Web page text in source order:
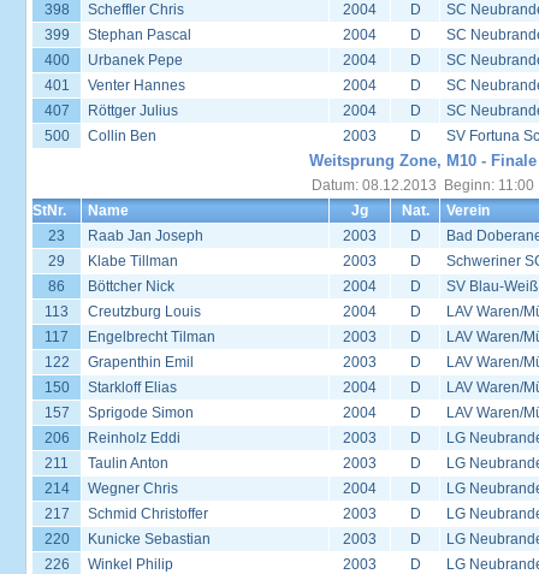
398
Scheffler Chris 2004 D
SC
399
Stephan Pascal 2004 D
SC
400
Urbanek Pepe 2004 D
SC
401
Venter Hannes 2004 D
SC
407
Röttger Julius 2004 D
SC
500
Collin Ben 2003 D SV Fortuna
Weitsprung Zone, M10 - Finale
Datum: 08.12.2013 Beginn: 11:00
StNr.
Name Jg Nat.
Verein
23
Raab Jan Joseph 2003 D
Bad
29
Klabe Tillman 2003 D
Schweriner
86
Böttcher Nick 2004 D
SV Blau-
113
Creutzburg Louis 2004 D
LAV Waren/
117
Engelbrecht Tilman 2003 D
LAV Waren/
122
Grapenthin Emil 2003 D
LAV Waren/
150
Starkloff Elias 2004 D
LAV Waren/
157
Sprigode Simon 2004 D
LAV Waren/
206
Reinholz Eddi 2003 D
LG
211
Taulin Anton 2003 D
LG
214
Wegner Chris 2004 D
LG
217
Schmid Christoffer 2003 D
LG
220
Kunicke Sebastian 2003 D
LG
226
Winkel Philip 2003 D
LG